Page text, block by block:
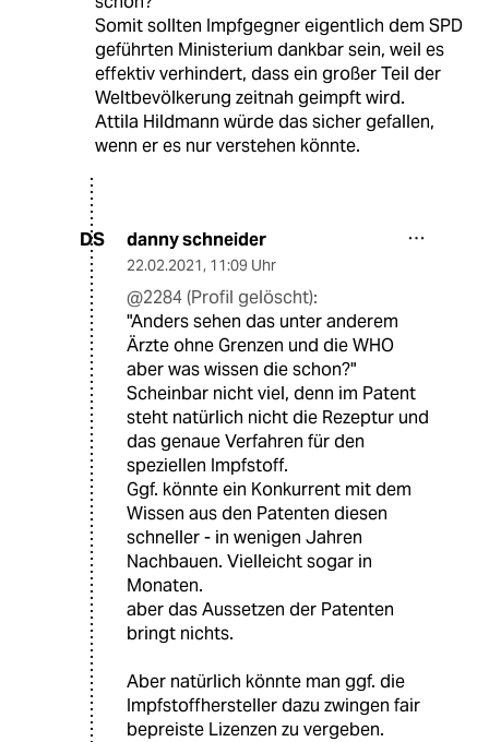
Somit sollten Impfgegner eigentlich dem SPD
geführten Ministerium dankbar sein, weil es
effektiv verhindert, dass ein großer Teil der
Weltbevölkerung zeitnah geimpft wird.
Attila Hildmann würde das sicher gefallen,
wenn er es nur verstehen könnte.
DS danny schneider
22.02.2021, 11:09 Uhr
@2284 (Profil gelöscht):
"Anders sehen das unter anderem
Ärzte ohne Grenzen und die WHO
aber was wissen die schon?"
Scheinbar nicht viel, denn im Patent
steht natürlich nicht die Rezeptur und
das genaue Verfahren für den
speziellen Impfstoff.
Ggf. könnte ein Konkurrent mit dem
Wissen aus den Patenten diesen
schneller - in wenigen Jahren
Nachbauen. Vielleicht sogar in
Monaten.
aber das Aussetzen der Patenten
bringt nichts.
Aber natürlich könnte man ggf. die
Impfstoffhersteller dazu zwingen fair
bepreiste Lizenzen zu vergeben.